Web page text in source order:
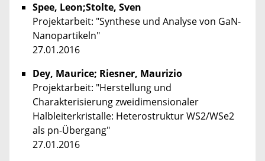
Spee, Leon;Stolte, Sven
Projektarbeit: "Synthese und Analyse von GaN-
Nanopartikeln"
27.01.2016
Dey, Maurice; Riesner, Maurizio
Projektarbeit: "Herstellung und
Charakterisierung zweidimensionaler
Halbleiterkristalle: Heterostruktur WS2/WSe2
als pn-Übergang"
27.01.2016